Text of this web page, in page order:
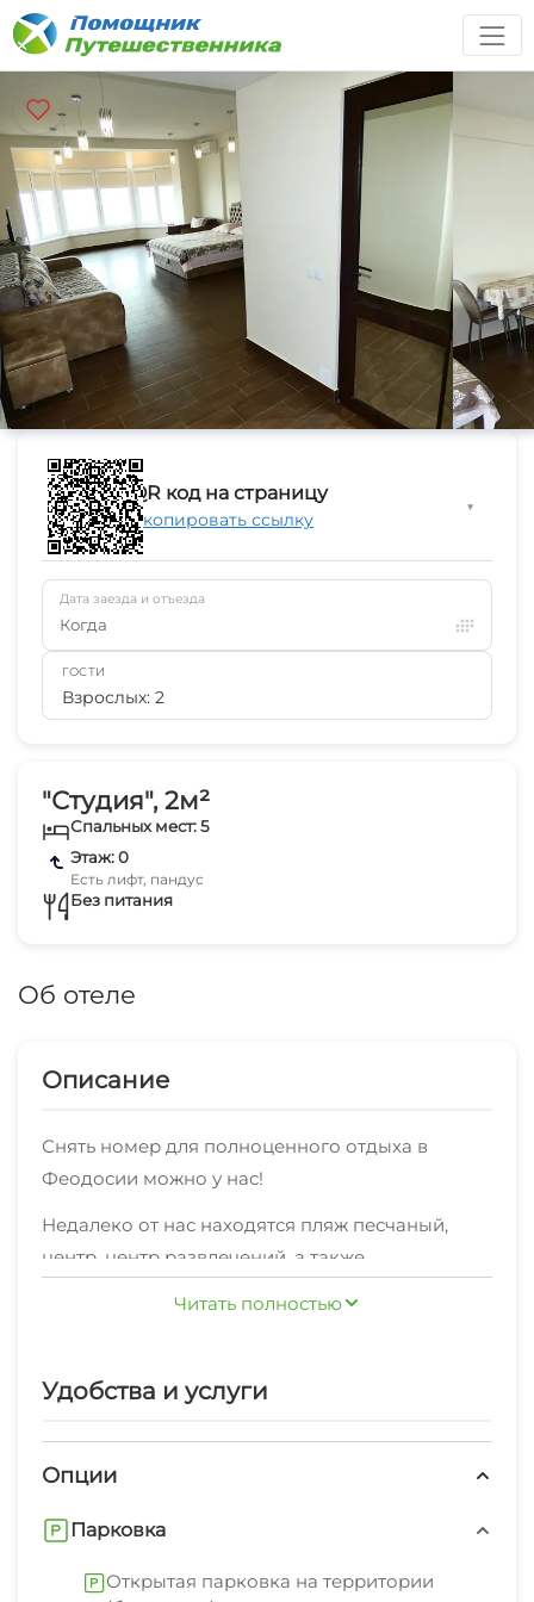
"Студия", 2м²
Спальных мест: 5
Этаж: 0
Есть лифт, пандус
Без питания
Об отеле
Описание
Снять номер для полноценного отдыха в
Феодосии можно у нас!
Недалеко от нас находятся пляж песчаный,
центр, центр развлечений, а также
ваш отдыхв Феодосии был веселым и
Феодосии среди наших постояльцев, согласно
независимымотзывам.
мангал/барбекю, открытая парковка на
По всем вопросам касательно аренды и наших
Читать полностью
Удобства и услуги
Опции
Парковка
Открытая парковка на территории
QR код на страницу
Скопировать ссылку
▼
Дата заезда и отъезда
Когда
ГОСТИ
Взрослых: 2